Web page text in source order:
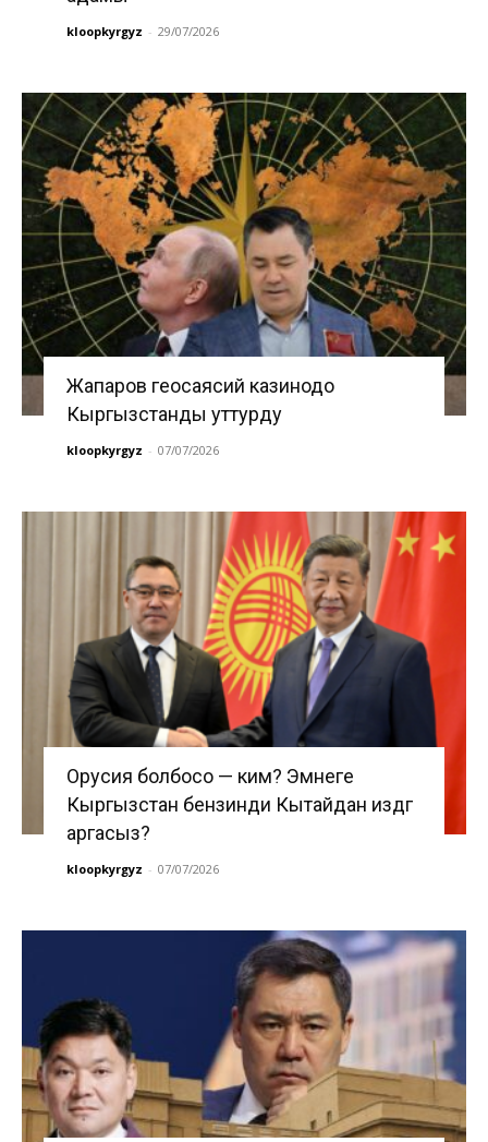
kloopkyrgyz - 29/07/2026
Жапаров геосаясий казинодо
Кыргызстанды уттурду
kloopkyrgyz - 07/07/2026
Орусия болбосо — ким? Эмнеге
Кыргызстан бензинди Кытайдан издөөгө
аргасыз?
kloopkyrgyz - 07/07/2026